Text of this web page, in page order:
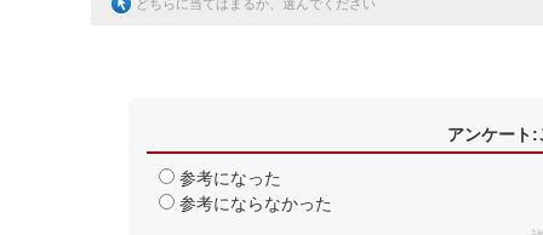
どちらに当てはまるか、選んでください
アンケート:
参考になった
参考にならなかった